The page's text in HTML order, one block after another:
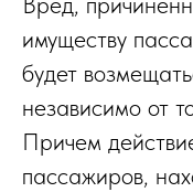
имуществу
будет
независимо от
Причем
пассажиров,